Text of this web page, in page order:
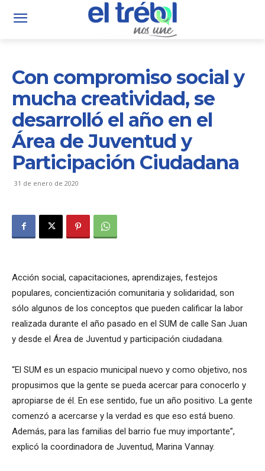
Con compromiso social y
mucha creatividad, se
desarrolló el año en el
Área de Juventud y
Participación Ciudadana
31 de enero de 2020
Acción social, capacitaciones, aprendizajes, festejos
populares, concientización comunitaria y solidaridad, son
sólo algunos de los conceptos que pueden calificar la labor
realizada durante el año pasado en el SUM de calle San Juan
y desde el Área de Juventud y participación ciudadana.
“El SUM es un espacio municipal nuevo y como objetivo, nos
propusimos que la gente se pueda acercar para conocerlo y
apropiarse de él. En ese sentido, fue un año positivo. La gente
comenzó a acercarse y la verdad es que eso está bueno.
Además, para las familias del barrio fue muy importante”,
explicó la coordinadora de Juventud, Marina Vannay.